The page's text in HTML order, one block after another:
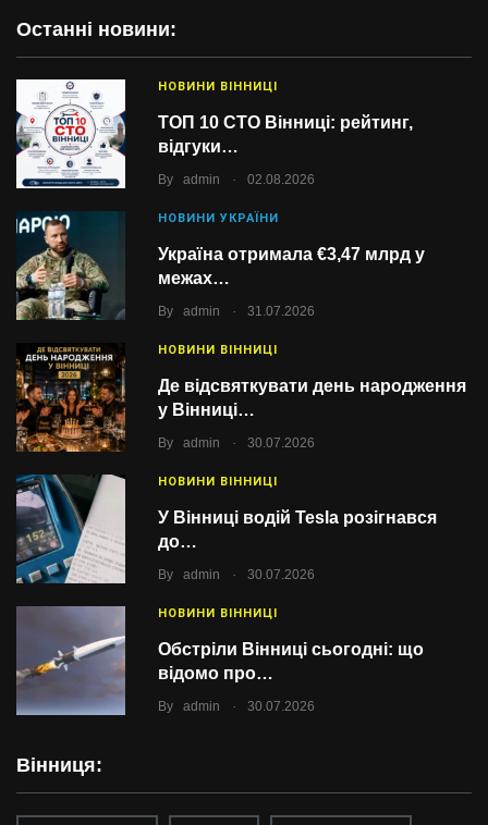
Останні новини:
НОВИНИ ВІННИЦІ
ТОП 10 СТО Вінниці: рейтинг,
відгуки…
By admin . 02.08.2026
НОВИНИ УКРАЇНИ
Україна отримала €3,47 млрд у
межах…
By admin . 31.07.2026
НОВИНИ ВІННИЦІ
Де відсвяткувати день народження
у Вінниці…
By admin . 30.07.2026
НОВИНИ ВІННИЦІ
У Вінниці водій Tesla розігнався
до…
By admin . 30.07.2026
НОВИНИ ВІННИЦІ
Обстріли Вінниці сьогодні: що
відомо про…
By admin . 30.07.2026
Вінниця: